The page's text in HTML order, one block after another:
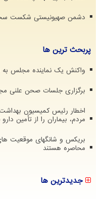
دشمن صهیونیستی شکست
پربحث ترین ها
واکنش یک نماینده مجلس به
برگزاری جلسات صحن علنی
اخطار رئیس کمیسیون
مردم، بیماران را از تأمین
بریکس و شانگهای موقعیت
محاصره هستند
جدیدترین ها